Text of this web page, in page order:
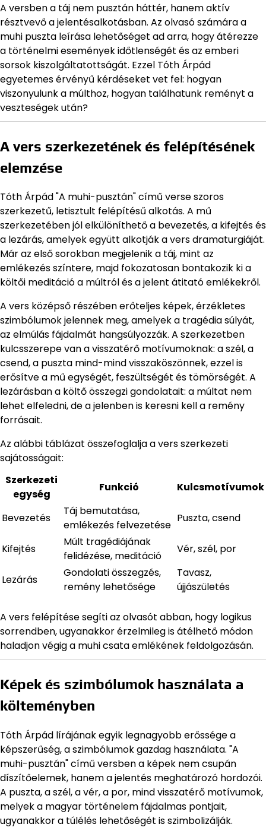
A versben a táj nem pusztán háttér, hanem aktív
résztvevő a jelentésalkotásban. Az olvasó számára a
muhi puszta leírása lehetőséget ad arra, hogy átérezze
a történelmi események időtlenségét és az emberi
sorsok kiszolgáltatottságát. Ezzel Tóth Árpád
egyetemes érvényű kérdéseket vet fel: hogyan
viszonyulunk a múlthoz, hogyan találhatunk reményt a
veszteségek után?
A vers szerkezetének és felépítésének
elemzése
Tóth Árpád "A muhi-pusztán" című verse szoros
szerkezetű, letisztult felépítésű alkotás. A mű
szerkezetében jól elkülöníthető a bevezetés, a kifejtés és
a lezárás, amelyek együtt alkotják a vers dramaturgiáját.
Már az első sorokban megjelenik a táj, mint az
emlékezés színtere, majd fokozatosan bontakozik ki a
költői meditáció a múltról és a jelent átitató emlékekről.
A vers középső részében erőteljes képek, érzékletes
szimbólumok jelennek meg, amelyek a tragédia súlyát,
az elmúlás fájdalmát hangsúlyozzák. A szerkezetben
kulcsszerepe van a visszatérő motívumoknak: a szél, a
csend, a puszta mind-mind visszaköszönnek, ezzel is
erősítve a mű egységét, feszültségét és tömörségét. A
lezárásban a költő összegzi gondolatait: a múltat nem
lehet elfeledni, de a jelenben is keresni kell a remény
forrásait.
Az alábbi táblázat összefoglalja a vers szerkezeti
sajátosságait:
Szerkezeti
egység
Funkció Kulcsmotívumok
Bevezetés
Táj bemutatása,
emlékezés felvezetése
Puszta, csend
Kifejtés
Múlt tragédiájának
felidézése, meditáció
Vér, szél, por
Lezárás
Gondolati összegzés,
remény lehetősége
Tavasz,
újjászületés
A vers felépítése segíti az olvasót abban, hogy logikus
sorrendben, ugyanakkor érzelmileg is átélhető módon
haladjon végig a muhi csata emlékének feldolgozásán.
Képek és szimbólumok használata a
költeményben
Tóth Árpád lírájának egyik legnagyobb erőssége a
képszerűség, a szimbólumok gazdag használata. "A
muhi-pusztán" című versben a képek nem csupán
díszítőelemek, hanem a jelentés meghatározó hordozói.
A puszta, a szél, a vér, a por, mind visszatérő motívumok,
melyek a magyar történelem fájdalmas pontjait,
ugyanakkor a túlélés lehetőségét is szimbolizálják.